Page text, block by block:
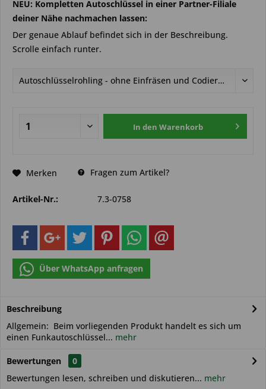
NEU: Kompletten Autoschlüssel in einer Partner-Filiale
deiner Nähe nachmachen lassen:
Der genaue Ablauf befindet sich in der Beschreibung.
Scrolle einfach runter.
In den Warenkorb
Merken Fragen zum Artikel?
Artikel-Nr.: 7.3-0758
Über WhatsApp anfragen
Beschreibung
Allgemein: Beim vorliegenden Produkt handelt es sich um
einen Funkautoschlüssel... mehr
Bewertungen
0
Bewertungen lesen, schreiben und diskutieren... mehr